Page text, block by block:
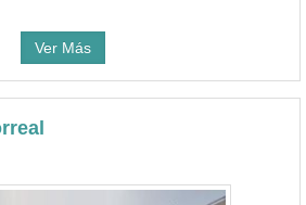
Ver Más